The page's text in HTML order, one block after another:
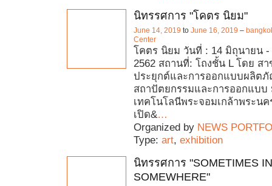
นิทรรศการ "โคตร นิยม"
June 14, 2019 to June 16, 2019 –
Center
โคตร นิยม วันที่ : 14 มิถุนายน
2562 สถานที่: โถงชั้น L โดย ส
ประยุกต์และการออกแบบผลิต
สถาปัตยกรรมและการออกแบบ
เทคโนโลนีพระจอมเกล้าพระน
เปิด&…
Organized by NEWS
Type: art, exhibition
นิทรรศการ "SOMETIMES IN
SOMEWHERE"